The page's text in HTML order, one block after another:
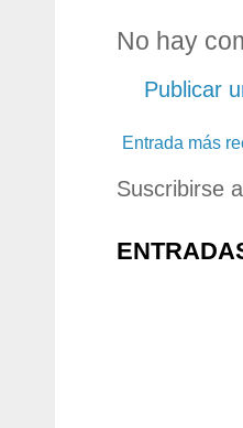
No hay
Publicar
Entrada más
Suscribirse